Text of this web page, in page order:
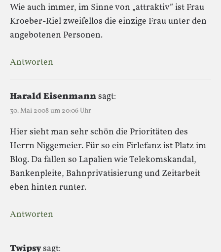
Wie auch immer, im Sinne von „attraktiv” ist Frau
Kroeber-Riel zweifellos die einzige Frau unter den
angebotenen Personen.
Antworten
Harald Eisenmannsagt:
30. Mai 2008 um 20:06 Uhr
Hier sieht man sehr schön die Prioritäten des
Herrn Niggemeier. Für so ein Firlefanz ist Platz im
Blog. Da fallen so Lapalien wie Telekomskandal,
Bankenpleite, Bahnprivatisierung und Zeitarbeit
eben hinten runter.
Antworten
Twipsysagt: